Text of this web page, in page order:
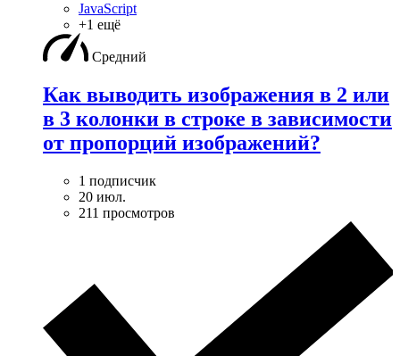
JavaScript
+1 ещё
Средний
Как выводить изображения в 2 или
в 3 колонки в строке в зависимости
от пропорций изображений?
1 подписчик
20 июл.
211 просмотров